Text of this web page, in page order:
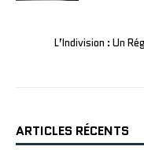
L’Indivision : Un
ARTICLES RÉCENTS